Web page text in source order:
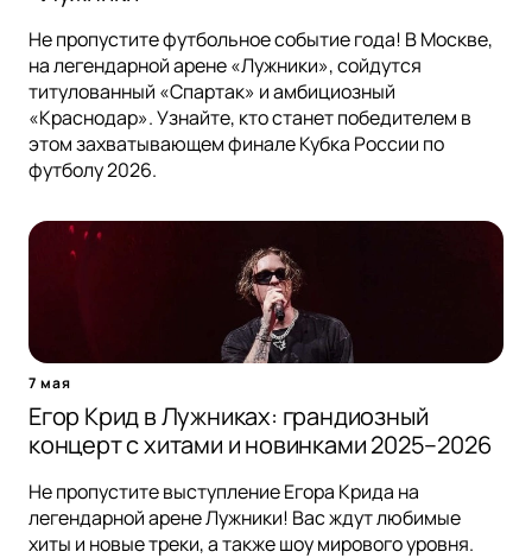
Не пропустите футбольное событие года! В Москве,
на легендарной арене «Лужники», сойдутся
титулованный «Спартак» и амбициозный
«Краснодар». Узнайте, кто станет победителем в
этом захватывающем финале Кубка России по
футболу 2026.
7 мая
Егор Крид в Лужниках: грандиозный
концерт с хитами и новинками 2025–2026
Не пропустите выступление Егора Крида на
легендарной арене Лужники! Вас ждут любимые
хиты и новые треки, а также шоу мирового уровня.